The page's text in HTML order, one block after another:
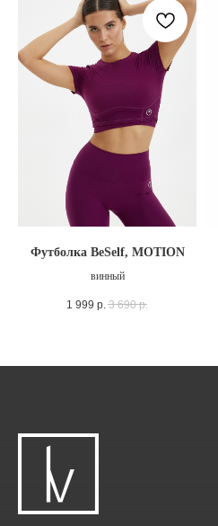
Футболка BeSelf, MOTION
винный
1 999 р. 3 690 р.